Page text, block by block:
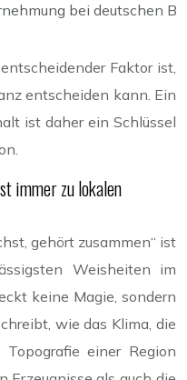
bei deutschen
Faktor ist,
entscheiden kann. Ein
ist daher ein Schlüssel
immer zu lokalen
gehört zusammen“ ist
Weisheiten im
keine Magie, sondern
wie das Klima, die
einer Region